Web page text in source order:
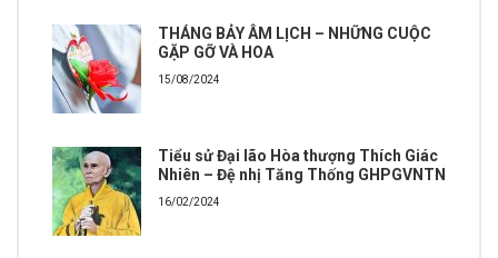
THÁNG BẢY ÂM LỊCH – NHỮNG CUỘC
GẶP GỠ VÀ HOA
15/08/2024
Tiểu sử Đại lão Hòa thượng Thích Giác
Nhiên – Đệ nhị Tăng Thống GHPGVNTN
16/02/2024